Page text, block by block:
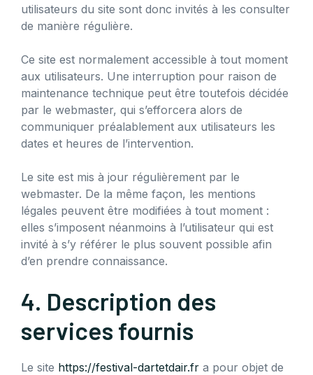
utilisateurs du site sont donc invités à les consulter
de manière régulière.
Ce site est normalement accessible à tout moment
aux utilisateurs. Une interruption pour raison de
maintenance technique peut être toutefois décidée
par le webmaster, qui s’efforcera alors de
communiquer préalablement aux utilisateurs les
dates et heures de l’intervention.
Le site est mis à jour régulièrement par le
webmaster. De la même façon, les mentions
légales peuvent être modifiées à tout moment :
elles s’imposent néanmoins à l’utilisateur qui est
invité à s’y référer le plus souvent possible afin
d’en prendre connaissance.
4. Description des
services fournis
Le site https://festival-dartetdair.fr a pour objet de